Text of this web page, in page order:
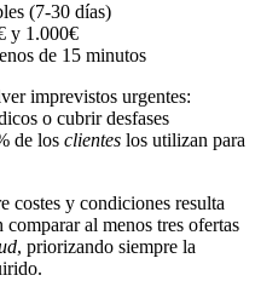
(7-30 días)
y 1.000€
de 15 minutos
imprevistos urgentes:
o cubrir desfases
de los clientes los utilizan para
costes y condiciones resulta
al menos tres ofertas
, priorizando siempre la